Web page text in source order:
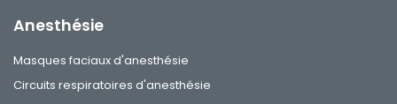
Anesthésie
Masques faciaux d'anesthésie
Circuits respiratoires d'anesthésie